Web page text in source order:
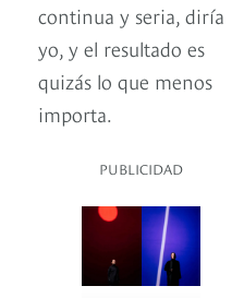
continua y seria, diría
yo, y el resultado es
quizás lo que menos
importa.
PUBLICIDAD